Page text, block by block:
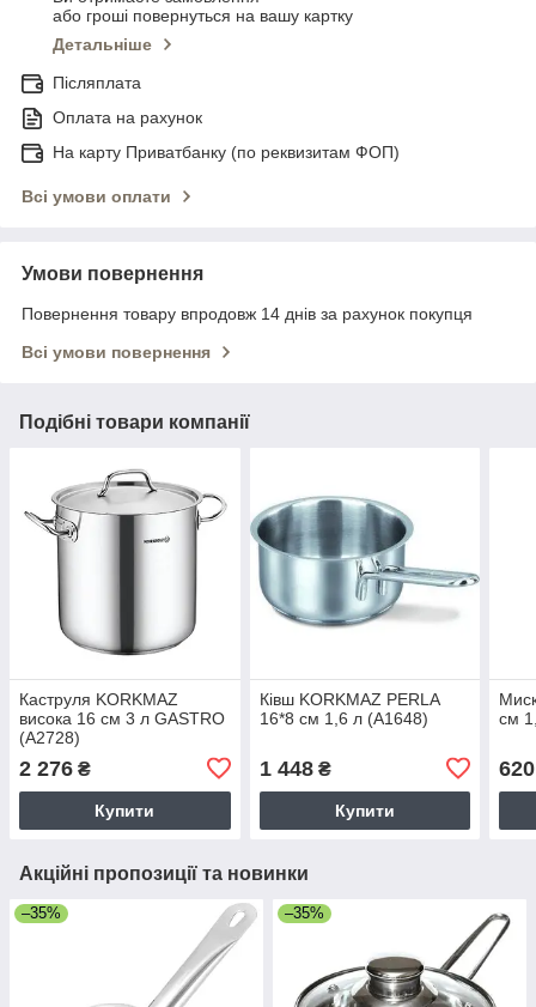
або гроші повернуться на вашу картку
Детальніше
Післяплата
Оплата на рахунок
На карту Приватбанку (по реквизитам ФОП)
Всі умови оплати
Умови повернення
Повернення товару впродовж 14 днів за рахунок покупця
Всі умови повернення
Подібні товари компанії
Каструля KORKMAZ
висока 16 см 3 л GASTRO
(A2728)
2 276 ₴
Купити
Ківш KORKMAZ PERLA
16*8 см 1,6 л (A1648)
1 448₴
Купити
см
620
Акційні пропозиції та новинки
–35% –35%